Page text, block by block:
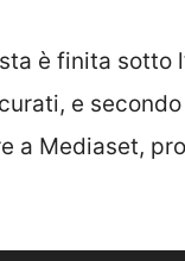
è finita sotto
e
a Mediaset,